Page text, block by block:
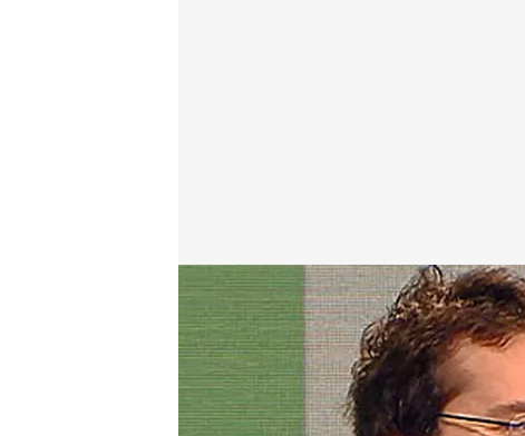
cuatro.com
05 MAR 2017 - 22:00h.
Compartir